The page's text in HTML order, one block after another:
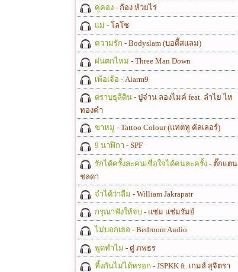
คู่คอง - ก้อง ห้วยไร่
แม่ - โลโซ
ความรัก - Bodyslam (บอดี้สแลม)
ฝนตกไหม - Three Man Down
เพ้อเจ้อ - Alarm9
ตราบธุลีดิน - ปู่จ๋าน ลองไมค์ feat. ลำไย ไห
ทองคำ
ขาหมู - Tattoo Colour (แทตทู คัลเลอร์)
9 นาฬิกา - SPF
รักได้ครั้งละคนเชื่อใจได้คนละครั้ง - ตั๊กแตน
ชลดา
จำได้ว่าลืม - William Jakrapatr
กรุณาฟังให้จบ - แช่ม แช่มรัมย์
ไม่บอกเธอ - Bedroom Audio
พูดทำไม - ตู่ ภพธร
ทิ้งกันไม่ได้หรอก - JSPKK ft. เกมส์ สุจิตรา